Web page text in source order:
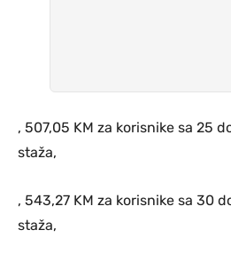
, 507,05 KM za korisnike sa 25
staža,
, 543,27 KM za korisnike sa 30
staža,